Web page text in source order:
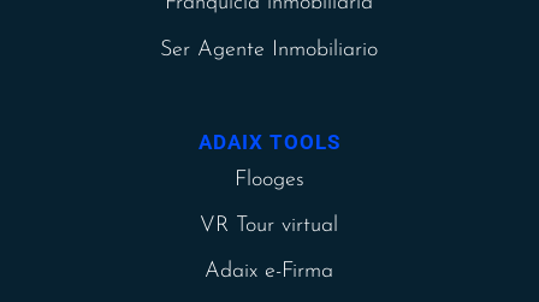
Ser Agente Inmobiliario
ADAIX TOOLS
Flooges
VR Tour virtual
Adaix e-Firma